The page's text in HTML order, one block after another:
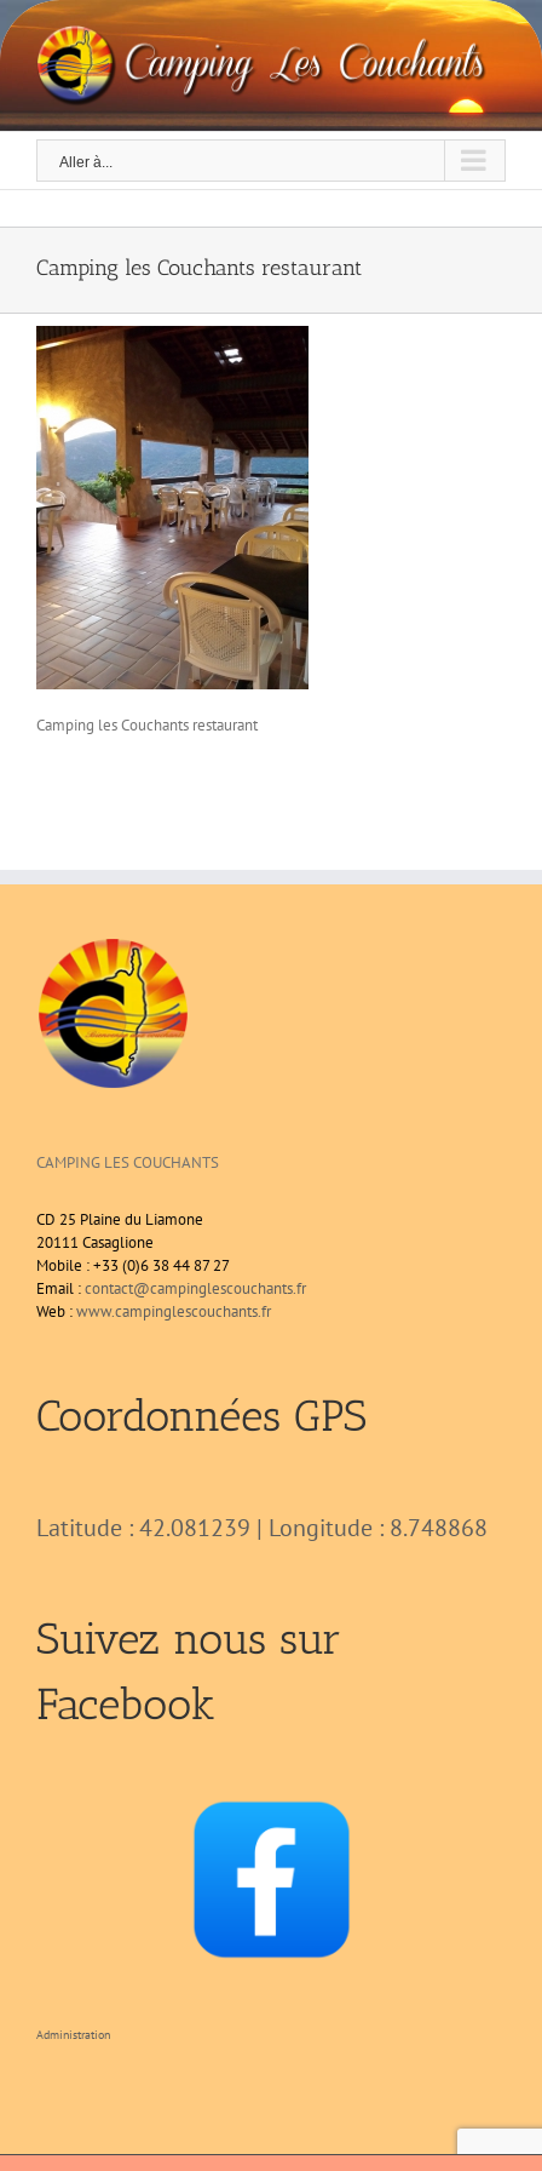
Skip
to
content
Aller à...
Camping les Couchants restaurant
Camping les Couchants restaurant
CAMPING LES COUCHANTS
CD 25 Plaine du Liamone
20111 Casaglione
Mobile : +33 (0)6 38 44 87 27
Email :contact@campinglescouchants.fr
Web :www.campinglescouchants.fr
Coordonnées GPS
Latitude : 42.081239 | Longitude : 8.748868
Suivez nous sur
Facebook
Administration